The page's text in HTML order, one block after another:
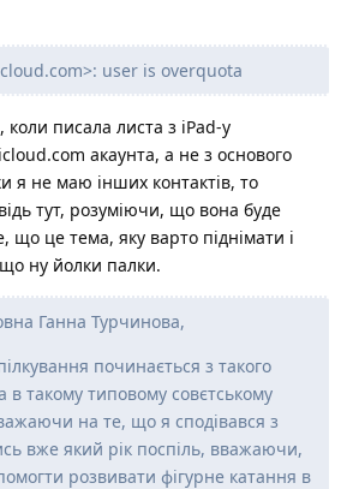
user is overquota
коли писала листа з iPad-у
акаунта, а не з основого
я не маю інших контактів, то
тут, розуміючи, що вона буде
це тема, яку варто піднімати і
ну йолки палки.
Ганна Турчинова,
починається з такого
в такому типовому совєтському
на те, що я сподівався з
вже який рік поспіль, вважаючи,
розвивати фігурне катання в